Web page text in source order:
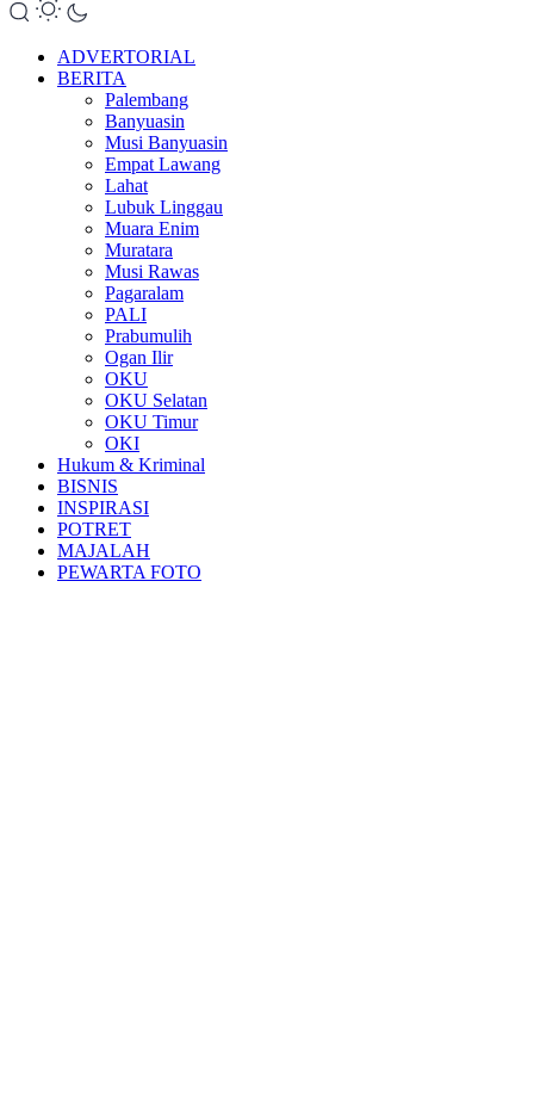
ADVERTORIAL
BERITA
Palembang
Banyuasin
Musi Banyuasin
Empat Lawang
Lahat
Lubuk Linggau
Muara Enim
Muratara
Musi Rawas
Pagaralam
PALI
Prabumulih
Ogan Ilir
OKU
OKU Selatan
OKU Timur
OKI
Hukum & Kriminal
BISNIS
INSPIRASI
POTRET
MAJALAH
PEWARTA FOTO